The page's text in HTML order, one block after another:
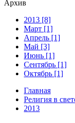
Архив
2013 [8]
Март [1]
Апрель [1]
Май [3]
Июнь [1]
Сентябрь [1]
Октябрь [1]
Главная
Религия в
2013